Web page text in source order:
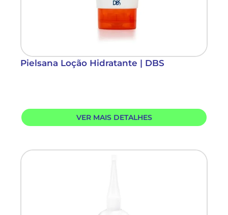
Pielsana Loção Hidratante | DBS
VER MAIS DETALHES